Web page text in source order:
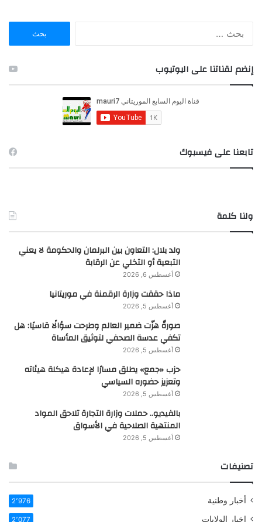
ن
:
إنضم لقناتنا على اليوتيوب
تابعنا على فيسبوك
ولنا كلمة
ولد بلال: التعاون بين البرلمان والحكومة لا يعني
التبعية أو التخلي عن الرقابة
أغسطس 6, 2026
ماذا حققت وزارة الرقمنة في موريتانيا
أغسطس 5, 2026
صورةٌ هزّت ضمير العالم وطرحت سؤالًا قاسيًا: هل
تكفي عدسة الصحفي لتوثيق المأساة
أغسطس 5, 2026
حزب «جمع» يطلق مسارًا لإعادة هيكلة هيئاته
وتعزيز حضوره السياسي
أغسطس 5, 2026
بالفيديو.. حملات وزارة التجارة تلاحق المواد
المنتهية الصلاحية في الأسواق
أغسطس 5, 2026
تصنيفات
أخبار وطنية 2٬976
اخبار الولايات 2٬077